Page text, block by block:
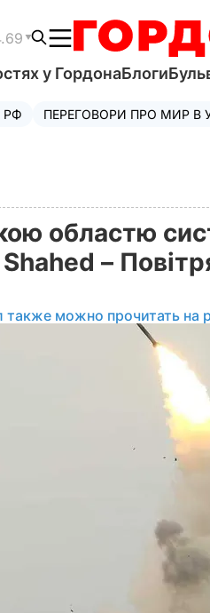
у ГордонаБлоги
РФ ПЕРЕГОВОРИ ПРО МИР В
областю
–
также можно прочитать на